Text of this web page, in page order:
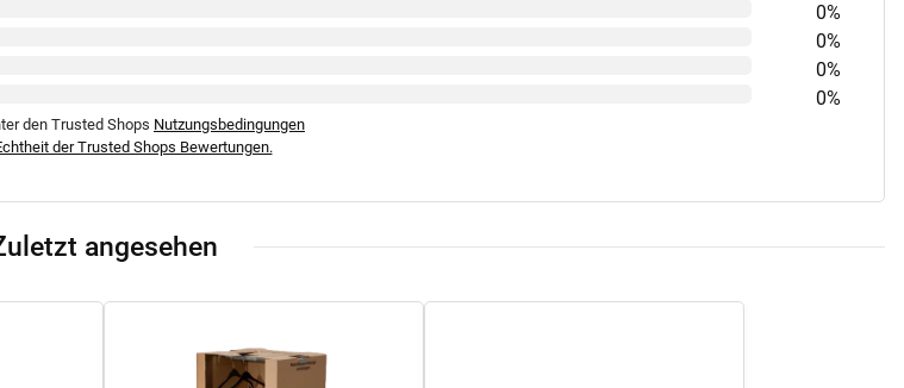
0%
0%
0%
0%
den Trusted Shops Nutzungsbedingungen
der Trusted Shops Bewertungen.
angesehen